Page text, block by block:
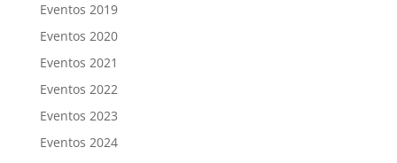
Eventos 2019
Eventos 2020
Eventos 2021
Eventos 2022
Eventos 2023
Eventos 2024